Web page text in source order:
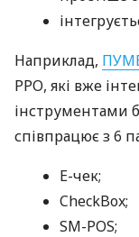
Наприклад,
РРО, які вже
інструментами
співпрацює з 6
E-чек;
CheckBox;
SM-POS;